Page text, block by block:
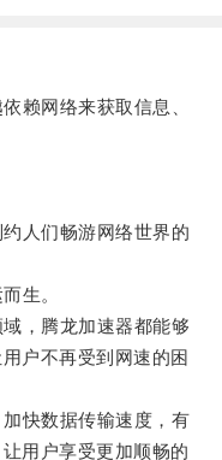
网络来获取信息、
人们畅游网络世界的
生。
，腾龙加速器都能够
户不再受到网速的困
快数据传输速度，有
用户享受更加顺畅的